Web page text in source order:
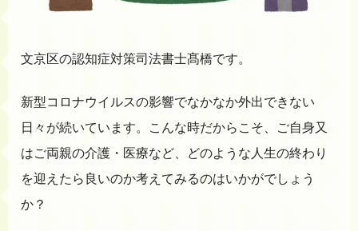
文京区の認知症対策司法書士髙橋です。
新型コロナウイルスの影響でなかなか外出できない
日々が続いています。こんな時だからこそ、ご自身又
はご両親の介護・医療など、どのような人生の終わり
を迎えたら良いのか考えてみるのはいかがでしょう
か？